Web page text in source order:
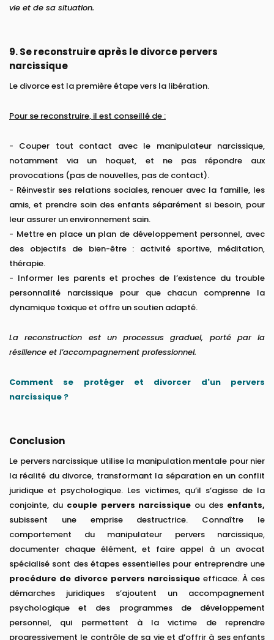
vie et de sa situation.
9. Se reconstruire après le divorce pervers
narcissique
Le divorce est la première étape vers la libération.
Pour se reconstruire, il est conseillé de :
- Couper tout contact avec le manipulateur narcissique,
notamment via un hoquet, et ne pas répondre aux
provocations (pas de nouvelles, pas de contact).
- Réinvestir ses relations sociales, renouer avec la famille, les
amis, et prendre soin des enfants séparément si besoin, pour
leur assurer un environnement sain.
- Mettre en place un plan de développement personnel, avec
des objectifs de bien-être : activité sportive, méditation,
thérapie.
- Informer les parents et proches de l’existence du trouble
personnalité narcissique pour que chacun comprenne la
dynamique toxique et offre un soutien adapté.
La reconstruction est un processus graduel, porté par la
résilience et l’accompagnement professionnel.
Comment se protéger et divorcer d'un pervers
narcissique ?
Conclusion
Le pervers narcissique utilise la manipulation mentale pour nier
la réalité du divorce, transformant la séparation en un conflit
juridique et psychologique. Les victimes, qu’il s’agisse de la
conjointe, du couple pervers narcissique ou des enfants,
subissent une emprise destructrice. Connaître le
comportement du manipulateur pervers narcissique,
documenter chaque élément, et faire appel à un avocat
spécialisé sont des étapes essentielles pour entreprendre une
procédure de divorce pervers narcissique efficace. À ces
démarches juridiques s’ajoutent un accompagnement
psychologique et des programmes de développement
personnel, qui permettent à la victime de reprendre
progressivement le contrôle de sa vie et d’offrir à ses enfants